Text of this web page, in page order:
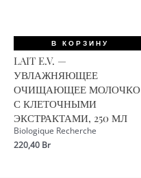
В КОРЗИНУ
LAIT E.V. —
УВЛАЖНЯЮЩЕЕ
ОЧИЩАЮЩЕЕ МОЛОЧКО
С КЛЕТОЧНЫМИ
ЭКСТРАКТАМИ, 250 МЛ
Biologique Recherche
220,40 Br